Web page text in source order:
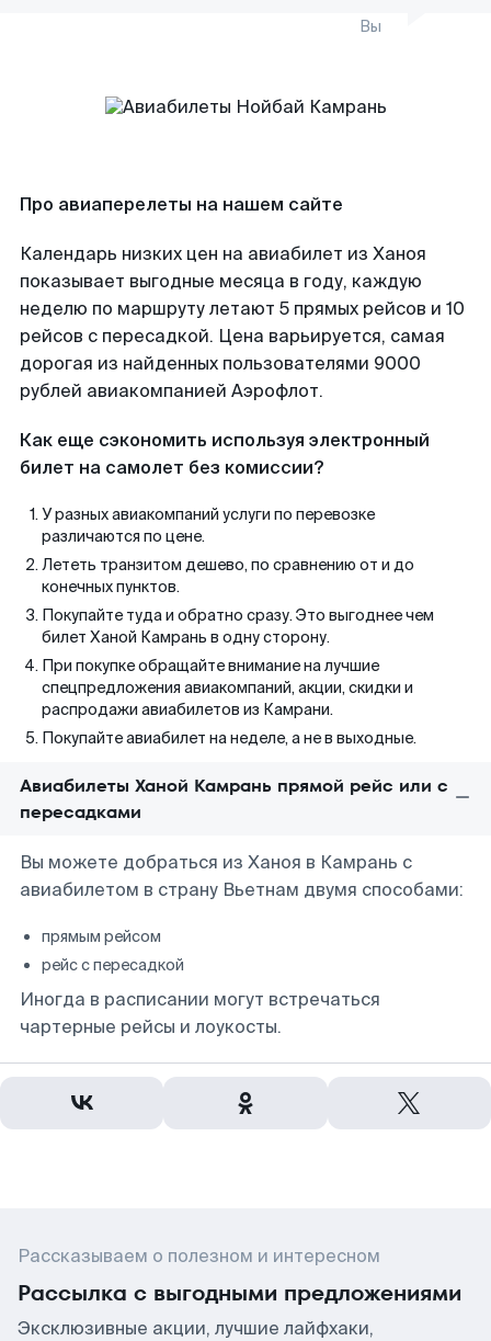
Вы
Про авиаперелеты на нашем сайте
Календарь низких цен на авиабилет из Ханоя
показывает выгодные месяца в году, каждую
неделю по маршруту летают 5 прямых рейсов и 10
рейсов с пересадкой. Цена варьируется, самая
дорогая из найденных пользователями 9000
рублей авиакомпанией Аэрофлот.
Как еще сэкономить используя электронный
билет на самолет без комиссии?
У разных авиакомпаний услуги по перевозке
различаются по цене.
Лететь транзитом дешево, по сравнению от и до
конечных пунктов.
Покупайте туда и обратно сразу. Это выгоднее чем
билет Ханой Камрань в одну сторону.
При покупке обращайте внимание на лучшие
спецпредложения авиакомпаний, акции, скидки и
распродажи авиабилетов из Камрани.
Покупайте авиабилет на неделе, а не в выходные.
Авиабилеты Ханой Камрань прямой рейс или с
пересадками
Вы можете добраться из Ханоя в Камрань с
авиабилетом в страну Вьетнам двумя способами:
прямым рейсом
рейс с пересадкой
Иногда в расписании могут встречаться
чартерные рейсы и лоукосты.
Рассказываем о полезном и интересном
Рассылка с выгодными предложениями
Эксклюзивные акции, лучшие лайфхаки,